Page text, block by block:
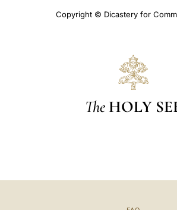
Copyright © Dicastery for
The HOLY